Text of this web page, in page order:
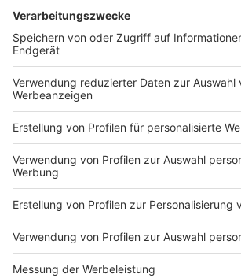
DEINE GEMERKTEN ARTIKEL
Du hast dir noch keine Artikel gemerkt
Markiere sie hierfür mit einem